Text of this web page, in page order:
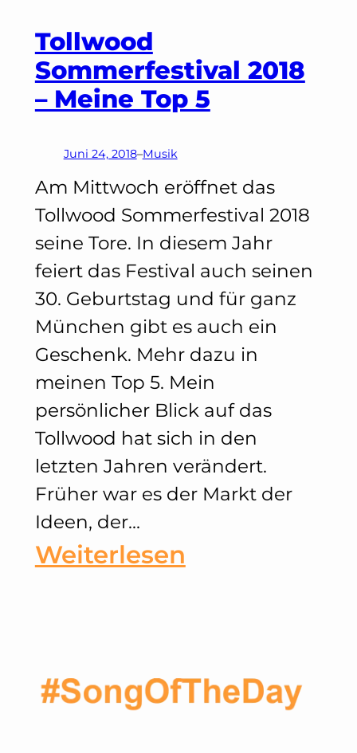
Konzerte
Tollwood
Sommerfestival 2018
– Meine Top 5
Juni 24, 2018–Musik
Am Mittwoch eröffnet das
Tollwood Sommerfestival 2018
seine Tore. In diesem Jahr
feiert das Festival auch seinen
30. Geburtstag und für ganz
München gibt es auch ein
Geschenk. Mehr dazu in
meinen Top 5. Mein
persönlicher Blick auf das
Tollwood hat sich in den
letzten Jahren verändert.
Früher war es der Markt der
Ideen, der…
Weiterlesen
–